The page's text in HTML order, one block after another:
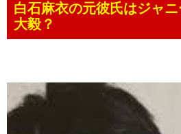
白石麻衣の元彼氏はジャ
大毅？